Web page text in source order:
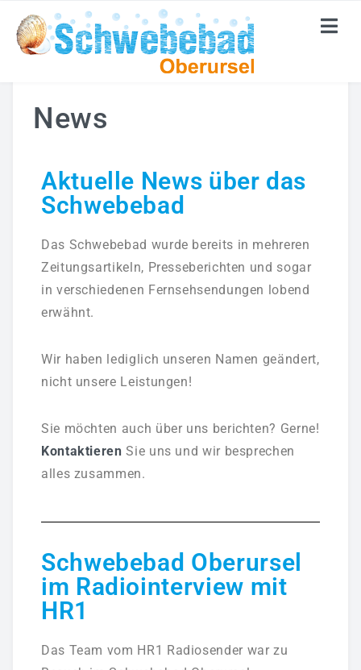
Galerie
NEU: Embryo – Schwanger- Floating
Mediterran – Der Klassiker
Medizinische Massagen
Massagen
V.I.P. Programm – Verwöhnung Wie Ein STAR
Salzgrotte
Floating
Massage
Exklusive-Massagen
News
Aktuelle News über das
Schwebebad
Das Schwebebad wurde bereits in mehreren
Zeitungsartikeln, Presseberichten und sogar
in verschiedenen Fernsehsendungen lobend
erwähnt.
Wir haben lediglich unseren Namen geändert,
nicht unsere Leistungen!
Sie möchten auch über uns berichten? Gerne!
Kontaktieren Sie uns und wir besprechen
alles zusammen.
Schwebebad Oberursel
im Radiointerview mit
HR1
Das Team vom HR1 Radiosender war zu